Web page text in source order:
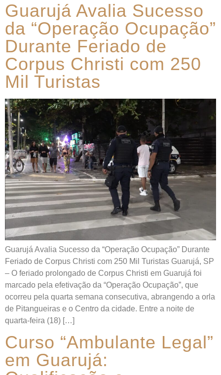
Guarujá Avalia Sucesso
da “Operação Ocupação”
Durante Feriado de
Corpus Christi com 250
Mil Turistas
Guarujá Avalia Sucesso da “Operação Ocupação” Durante
Feriado de Corpus Christi com 250 Mil Turistas Guarujá, SP
– O feriado prolongado de Corpus Christi em Guarujá foi
marcado pela efetivação da “Operação Ocupação”, que
ocorreu pela quarta semana consecutiva, abrangendo a orla
de Pitangueiras e o Centro da cidade. Entre a noite de
quarta-feira (18) […]
Curso “Ambulante Legal”
em Guarujá: